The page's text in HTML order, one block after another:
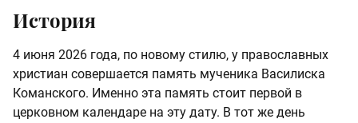
История
4 июня 2026 года, по новому стилю, у православных
христиан совершается память мученика Василиска
Команского. Именно эта память стоит первой в
церковном календаре на эту дату. В тот же день